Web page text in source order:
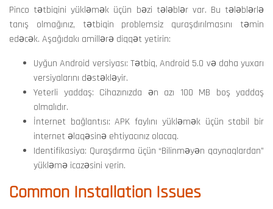
Pinco tətbiqini yükləmək üçün bəzi tələblər var. Bu tələblərlə
tanış olmağınız, tətbiqin problemsiz quraşdırılmasını təmin
edəcək. Aşağıdakı amillərə diqqət yetirin:
Uyğun Android versiyası: Tətbiq, Android 5.0 və daha yuxarı
versiyalarını dəstəkləyir.
Yeterli yaddaş: Cihazınızda ən azı 100 MB boş yaddaş
olmalıdır.
İnternet bağlantısı: APK faylını yükləmək üçün stabil bir
internet əlaqəsinə ehtiyacınız olacaq.
Identifikasiya: Quraşdırma üçün “Bilinməyən qaynaqlardan”
yükləmə icazəsini verin.
Common Installation Issues